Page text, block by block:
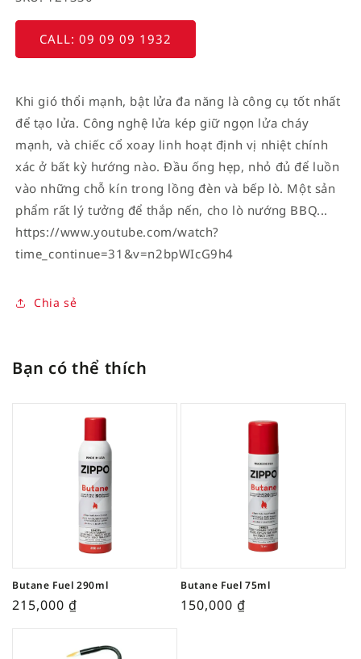
CALL: 09 09 09 1932
Khi gió thổi mạnh, bật lửa đa năng là công cụ tốt nhất
để tạo lửa. Công nghệ lửa kép giữ ngọn lửa cháy
mạnh, và chiếc cổ xoay linh hoạt định vị nhiệt chính
xác ở bất kỳ hướng nào. Đầu ống hẹp, nhỏ đủ để luồn
vào những chỗ kín trong lồng đèn và bếp lò. Một sản
phẩm rất lý tưởng để thắp nến, cho lò nướng BBQ...
https://www.youtube.com/watch?
time_continue=31&v=n2bpWIcG9h4
Chia sẻ
Bạn có thể thích
Butane Fuel 290ml
215,000 ₫
Butane Fuel 75ml
150,000 ₫